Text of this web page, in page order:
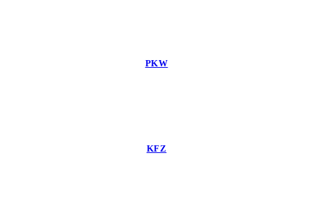
PKW
KFZ